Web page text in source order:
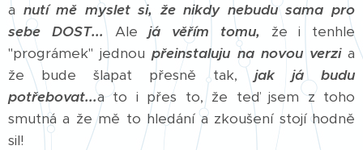
a nutí mě myslet si, že nikdy nebudu sama pro
sebe DOST...Alejá věřím tomu, že i tenhle
"prográmek" jednoupřeinstaluju na novou verzia
že bude šlapat přesně tak, jak já budu
potřebovat...a to i přes to, že teď jsem z toho
smutná a že mě to hledání a zkoušení stojí hodně
sil!